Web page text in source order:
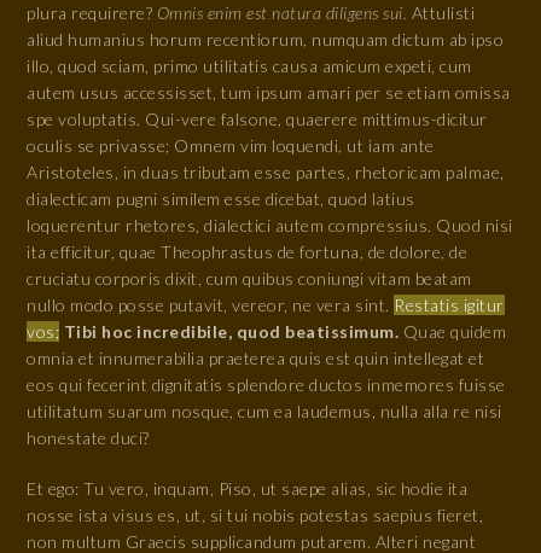
plura requirere? Omnis enim est natura diligens sui. Attulisti
aliud humanius horum recentiorum, numquam dictum ab ipso
illo, quod sciam, primo utilitatis causa amicum expeti, cum
autem usus accessisset, tum ipsum amari per se etiam omissa
spe voluptatis. Qui-vere falsone, quaerere mittimus-dicitur
oculis se privasse; Omnem vim loquendi, ut iam ante
Aristoteles, in duas tributam esse partes, rhetoricam palmae,
dialecticam pugni similem esse dicebat, quod latius
loquerentur rhetores, dialectici autem compressius. Quod nisi
ita efficitur, quae Theophrastus de fortuna, de dolore, de
cruciatu corporis dixit, cum quibus coniungi vitam beatam
nullo modo posse putavit, vereor, ne vera sint. Restatis igitur
vos; Tibi hoc incredibile, quod beatissimum. Quae quidem
omnia et innumerabilia praeterea quis est quin intellegat et
eos qui fecerint dignitatis splendore ductos inmemores fuisse
utilitatum suarum nosque, cum ea laudemus, nulla alla re nisi
honestate duci?
Et ego: Tu vero, inquam, Piso, ut saepe alias, sic hodie ita
nosse ista visus es, ut, si tui nobis potestas saepius fieret,
non multum Graecis supplicandum putarem. Alteri negant